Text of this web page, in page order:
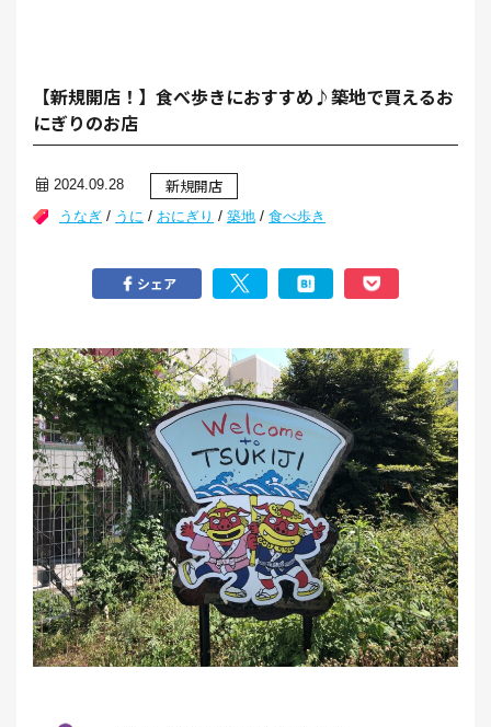
【新規開店！】食べ歩きにおすすめ♪築地で買えるお
にぎりのお店
2024.09.28 新規開店
うなぎ / うに / おにぎり / 築地 / 食べ歩き
シェア